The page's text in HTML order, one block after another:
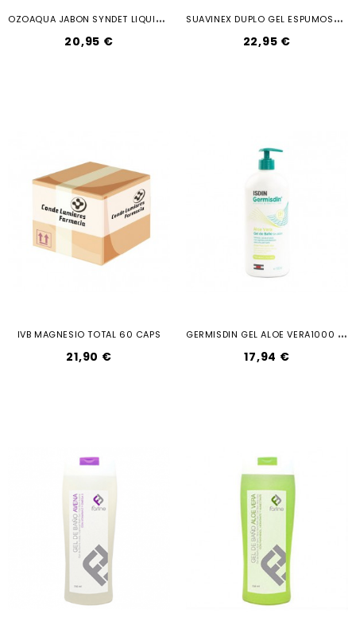
O
ZOAQUA JABON SYNDET LIQUIDO DE OZONO...
20,95 €
S
UAVINEX DUPLO GEL ESPUMOSO LOCION...
22,95 €
IVB MAGNESIO TOTAL 60 CAPS
21,90 €
G
ERMISDIN GEL ALOE VERA1000 ML
17,94 €